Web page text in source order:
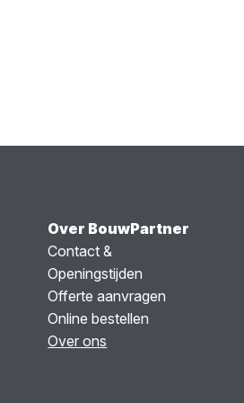
Over BouwPartner
Contact &
Openingstijden
Offerte aanvragen
Online bestellen
Over ons